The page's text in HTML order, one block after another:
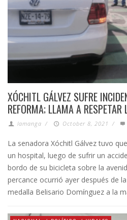
XÓCHITL GÁLVEZ SUFRE
REFORMA; LLAMA A RESPETAR
lamanga / October 8, 2021 /
La senadora Xóchitl Gálvez tuvo
un hospital, luego de sufrir un
bordo de su bicicleta sobre la
percance ocurrió ayer después de
medalla Belisario Domínguez a la